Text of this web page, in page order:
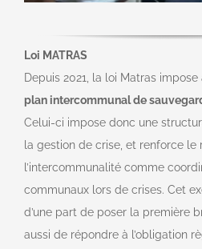
Loi MATRAS
Depuis 2021, la loi Matras impose
plan intercommunal de
Celui-ci impose donc une
la gestion de crise, et renforce le
l’intercommunalité comme
communaux lors de crises. Cet
d’une part de poser la première
aussi de répondre à l’obligation